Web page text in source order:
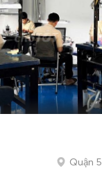
Quận 5